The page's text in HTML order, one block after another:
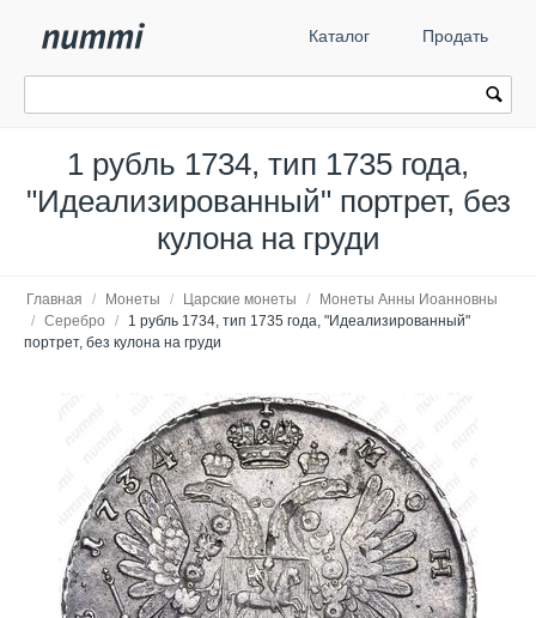
Каталог Продать
1 рубль 1734, тип 1735 года,
"Идеализированный" портрет, без
кулона на груди
Главная / Монеты / Царские монеты /
Монеты Анны Иоанновны
/ Серебро /
1 рубль 1734, тип 1735 года, "Идеализированный"
портрет, без кулона на груди